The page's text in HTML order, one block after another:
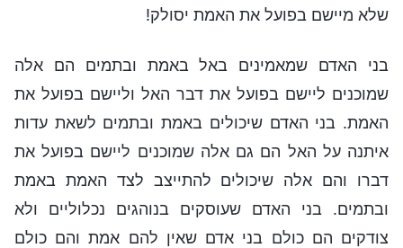
שלא מיישם בפועל את האמת יסולק!
בני האדם שמאמינים באל באמת ובתמים הם אלה
שמוכנים ליישם בפועל את דבר האל וליישם בפועל את
האמת. בני האדם שיכולים באמת ובתמים לשאת עדות
איתנה על האל הם גם אלה שמוכנים ליישם בפועל את
דברו והם אלה שיכולים להתייצב לצד האמת באמת
ובתמים. בני האדם שעוסקים בנוהגים נכלוליים ולא
צודקים הם כולם בני אדם שאין להם אמת והם כולם